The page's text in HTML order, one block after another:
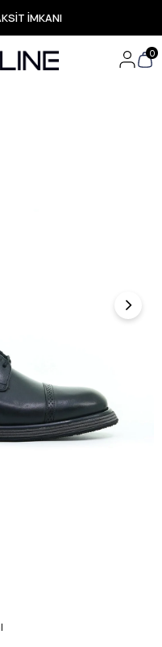
İMKANI
KARGO
Fırsatlar
Teslimat
0